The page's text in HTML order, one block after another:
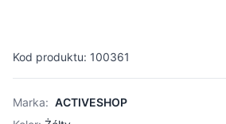
Kod produktu: 100361
Marka: ACTIVESHOP